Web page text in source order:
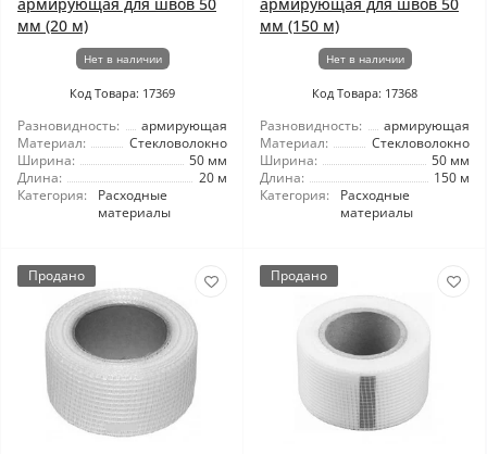
мм (20 м)
Нет в наличии
Код Товара: 17369
Разновидность:
армирующая
Материал:
Стекловолокно
Ширина:
50 мм
Длина:
20 м
Категория:
Расходные
материалы
мм (150 м)
Нет в наличии
Код Товара: 17368
Разновидность:
армирующая
Материал:
Стекловолокно
Ширина:
50 мм
Длина:
150 м
Категория:
Расходные
материалы
Продано Продано